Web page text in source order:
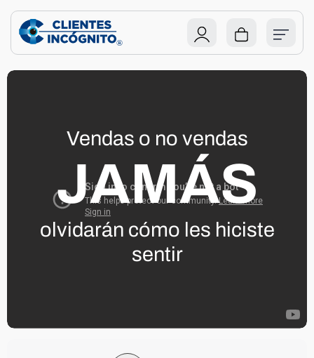
Vendas o no vendas
JAMÁS
olvidarán cómo les hiciste
sentir